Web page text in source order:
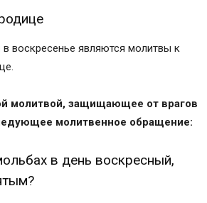
воскресенье являются молитвы к
молитвой, защищающее от врагов
молитвенное обращение:
в день воскресный,